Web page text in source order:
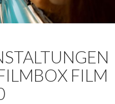
FILM